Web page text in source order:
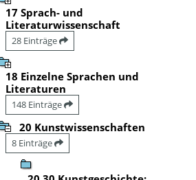
17 Sprach- und
Literaturwissenschaft
28 Einträge
18 Einzelne Sprachen und
Literaturen
148 Einträge
20 Kunstwissenschaften
8 Einträge